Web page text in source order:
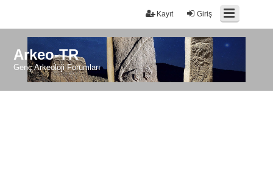
Giriş
Kayıt
Arkeo-TR
Genç Arkeoloji Forumları